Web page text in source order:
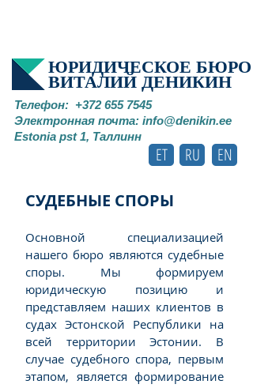
Телефон: +372 655 7545
Электронная почта: info@denikin.ee
Estonia pst 1, Таллинн
ЮРИДИЧЕСКОЕ БЮРО
ВИТАЛИЙ ДЕНИКИН
ET RU EN
СУДЕБНЫЕ СПОРЫ
Основной специализацией
нашего бюро являются судебные
споры. Мы формируем
юридическую позицию и
представляем наших клиентов в
судах Эстонской Республики на
всей территории Эстонии. В
случае судебного спора, первым
этапом, является формирование